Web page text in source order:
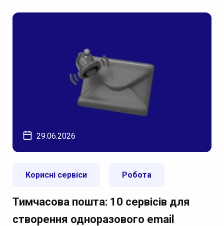
29.06.2026
Корисні сервіси Робота
Тимчасова пошта: 10 сервісів для
створення одноразового email